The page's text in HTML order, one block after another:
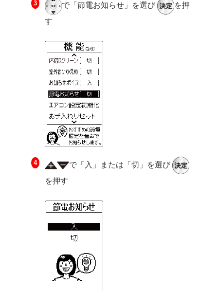
で「節電お知らせ」を選び
を押
す
で「入」または「切」を選び
を押す